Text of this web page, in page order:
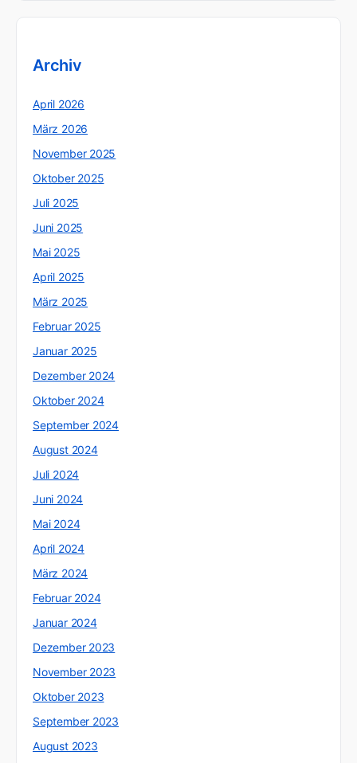
Archiv
April 2026
März 2026
November 2025
Oktober 2025
Juli 2025
Juni 2025
Mai 2025
April 2025
März 2025
Februar 2025
Januar 2025
Dezember 2024
Oktober 2024
September 2024
August 2024
Juli 2024
Juni 2024
Mai 2024
April 2024
März 2024
Februar 2024
Januar 2024
Dezember 2023
November 2023
Oktober 2023
September 2023
August 2023